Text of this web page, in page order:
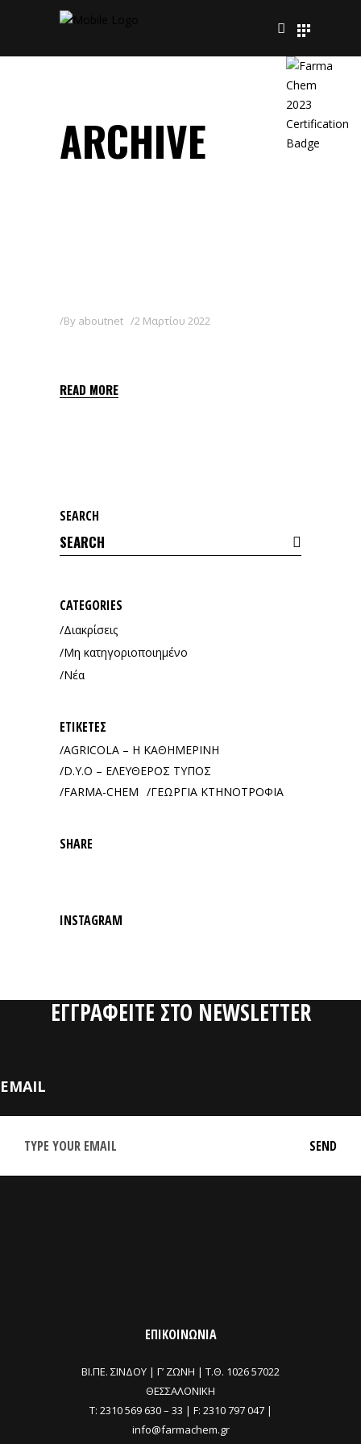
ARCHIVE
By aboutnet 2 Μαρτίου 2022
READ MORE
SEARCH
Search
for:
CATEGORIES
Διακρίσεις
Μη κατηγοριοποιημένο
Νέα
ΕΤΙΚΈΤΕΣ
AGRICOLA – Η ΚΑΘΗΜΕΡΙΝΗ
D.Y.O – ΕΛΕΥΘΕΡΟΣ ΤΥΠΟΣ
FARMA-CHEM
ΓΕΩΡΓΙΑ ΚΤΗΝΟΤΡΟΦΙΑ
SHARE
INSTAGRAM
ΕΓΓΡΑΦΕΙΤΕ ΣΤΟ NEWSLETTER
EMAIL
ΕΠΙΚΟΙΝΩΝΙΑ
ΒΙ.ΠΕ. ΣΙΝΔΟΥ | Γ’ ΖΩΝΗ | Τ.Θ. 1026 57022
ΘΕΣΣΑΛΟΝΙΚΗ
T: 2310 569 630– 33 | F: 2310 797 047 |
info@farmachem.gr